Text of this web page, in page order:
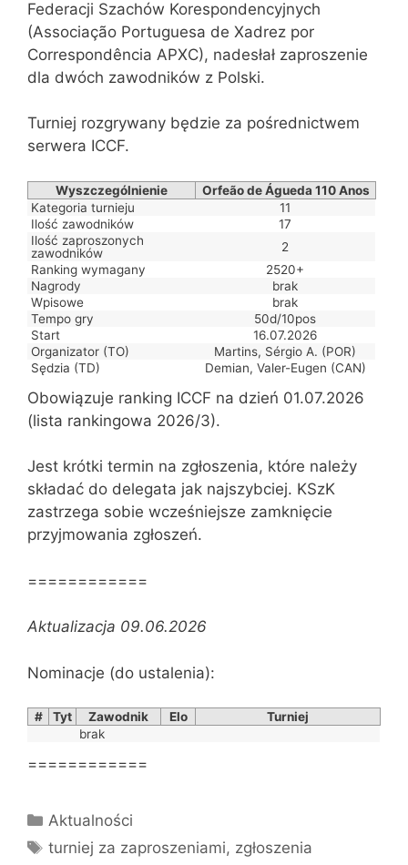
Federacji Szachów Korespondencyjnych
(Associação Portuguesa de Xadrez por
Correspondência APXC), nadesłał zaproszenie
dla dwóch zawodników z Polski.
Turniej rozgrywany będzie za pośrednictwem
serwera ICCF.
Wyszczególnienie
Orfeão de Águeda 110 Anos
Kategoria turnieju
11
Ilość zawodników
17
Ilość zaproszonych
zawodników
2
Ranking wymagany
2520+
Nagrody
brak
Wpisowe
brak
Tempo gry
50d/10pos
Start
16.07.2026
Organizator (TO)
Martins, Sérgio A. (POR)
Sędzia (TD)
Demian, Valer-Eugen (CAN)
Obowiązuje ranking ICCF na dzień 01.07.2026
(lista rankingowa 2026/3).
Jest krótki termin na zgłoszenia, które należy
składać do delegata jak najszybciej. KSzK
zastrzega sobie wcześniejsze zamknięcie
przyjmowania zgłoszeń.
============
Aktualizacja 09.06.2026
Nominacje (do ustalenia):
# Tyt Zawodnik Elo
Turniej
brak
============
Kategorie
Aktualności
Tagi
turniej za zaproszeniami, zgłoszenia